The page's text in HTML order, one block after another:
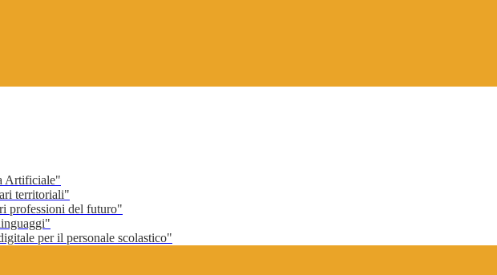
Artificiale"
territoriali"
professioni del futuro"
per il personale scolastico"